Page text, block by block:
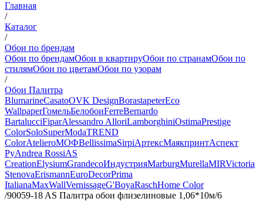
Главная
/
Каталог
/
Обои по брендам
Обои по брендамОбои в квартируОбои по странамОбои по
стилямОбои по цветамОбои по узорам
/
Обои Палитра
BlumarineCasatoOVK DesignBorastapeterEco
WallpaperГомельБелобоиFerreBernardo
BartalucciFiparAlessandro AlloriLamborghiniOstimaPrestige
ColorSoloSuperModaTREND
ColorAtelieroМОФBellissimaSirpiАртексМаякпринтАспект
РуAndrea RossiAS
CreationElysiumGrandecoИндустрияMarburgMurellaMIRVictoria
StenovaErismannEuroDecorPrima
ItalianaMaxWallVernissageG'BoyaRaschHome Color
/90059-18 AS Палитра обои флизелиновые 1,06*10м/6